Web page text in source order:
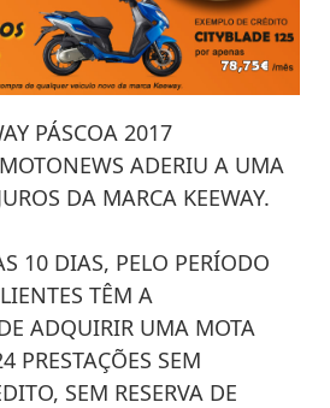
PÁSCOA 2017
ADERIU A UMA
DA MARCA KEEWAY.
10 DIAS, PELO PERÍODO
TÊM A
ADQUIRIR UMA MOTA
PRESTAÇÕES SEM
SEM RESERVA DE